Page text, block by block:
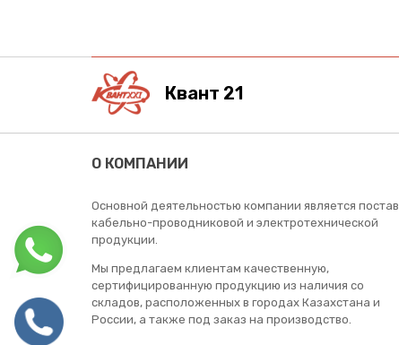
Квант 21
О КОМПАНИИ
Основной деятельностью компании является
кабельно-проводниковой и электротехнической
продукции.
Мы предлагаем клиентам качественную,
сертифицированную продукцию из наличия со
складов, расположенных в городах Казахстана и
России, а также под заказ на производство.